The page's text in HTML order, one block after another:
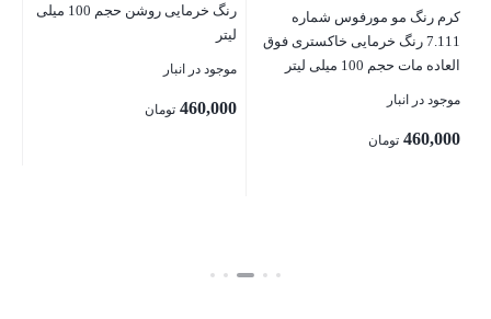
کرم رنگ مو مورفوس شماره
7.111 رنگ خرمایی خاکستری فوق
العاده مات حجم 100 میلی لیتر
موجود در انبار
460,000 تومان
رنگ خرمایی روشن حجم 100 میلی
لیتر
موجود در انبار
460,000 تومان